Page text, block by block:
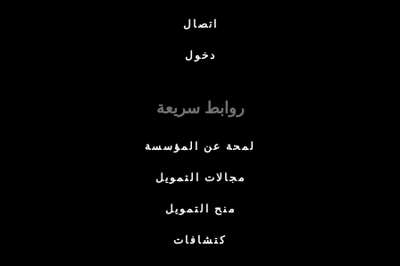
اتصال
دخول
روابط سريعة
لمحة عن المؤسسة
مجالات التمويل
منح التمويل
كتشافات